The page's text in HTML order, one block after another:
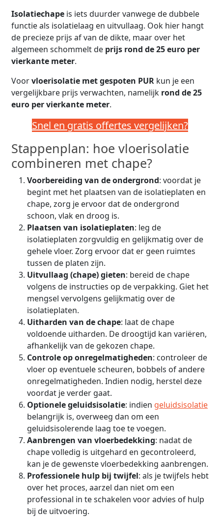
Isolatiechape is iets duurder vanwege de dubbele
functie als isolatielaag en uitvullaag. Ook hier hangt
de precieze prijs af van de dikte, maar over het
algemeen schommelt de prijs rond de 25 euro per
vierkante meter.
Voorvloerisolatie met gespoten PUR kun je een
vergelijkbare prijs verwachten, namelijk rond de 25
euro per vierkante meter.
Snel en gratis offertes vergelijken?
Stappenplan: hoe vloerisolatie
combineren met chape?
Voorbereiding van de ondergrond: voordat je
begint met het plaatsen van de isolatieplaten en
chape, zorg je ervoor dat de ondergrond
schoon, vlak en droog is.
Plaatsen van isolatieplaten: leg de
isolatieplaten zorgvuldig en gelijkmatig over de
gehele vloer. Zorg ervoor dat er geen ruimtes
tussen de platen zijn.
Uitvullaag (chape) gieten: bereid de chape
volgens de instructies op de verpakking. Giet het
mengsel vervolgens gelijkmatig over de
isolatieplaten.
Uitharden van de chape: laat de chape
voldoende uitharden. De droogtijd kan variëren,
afhankelijk van de gekozen chape.
Controle op onregelmatigheden: controleer de
vloer op eventuele scheuren, bobbels of andere
onregelmatigheden. Indien nodig, herstel deze
voordat je verder gaat.
Optionele geluidsisolatie: indien geluidsisolatie
belangrijk is, overweeg dan om een
geluidsisolerende laag toe te voegen.
Aanbrengen van vloerbedekking: nadat de
chape volledig is uitgehard en gecontroleerd,
kan je de gewenste vloerbedekking aanbrengen.
Professionele hulp bij twijfel: als je twijfels hebt
over het proces, aarzel dan niet om een
professional in te schakelen voor advies of hulp
bij de uitvoering.